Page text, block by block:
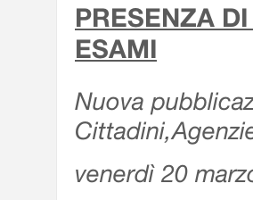
PRESENZA
ESAMI
Nuova
venerdì 20